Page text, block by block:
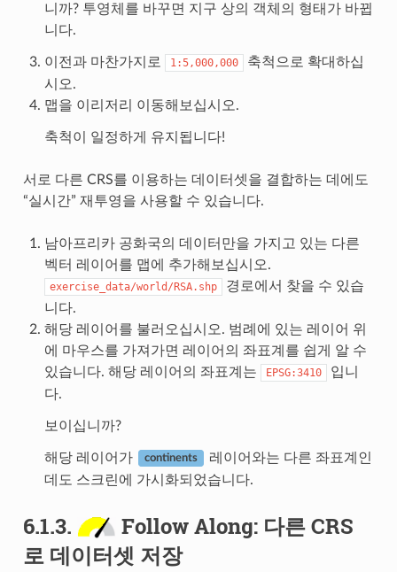
니까? 투영체를 바꾸면 지구 상의 객체의 형태가 바뀝
니다.
이전과 마찬가지로 1:5,000,000
축척으로 확대하십
시오.
맵을 이리저리 이동해보십시오.
축척이 일정하게 유지됩니다!
서로 다른 CRS를 이용하는 데이터셋을 결합하는 데에도
“실시간” 재투영을 사용할 수 있습니다.
남아프리카 공화국의 데이터만을 가지고 있는 다른
벡터 레이어를 맵에 추가해보십시오.
exercise_data/world/RSA.shp
경로에서 찾을 수 있습
니다.
해당 레이어를 불러오십시오. 범례에 있는 레이어 위
에 마우스를 가져가면 레이어의 좌표계를 쉽게 알 수
있습니다. 해당 레이어의 좌표계는
EPSG:3410
입니
다.
보이십니까?
해당 레이어가 continents
레이어와는 다른 좌표계인
데도 스크린에 가시화되었습니다.
6.1.3.
Follow Along: 다른 CRS
로 데이터셋 저장